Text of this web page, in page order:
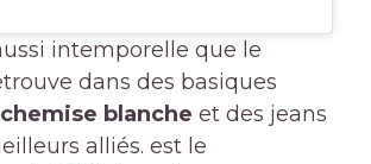
intemporelle que le
dans des basiques
chemise blanche et des jeans
alliés. est le